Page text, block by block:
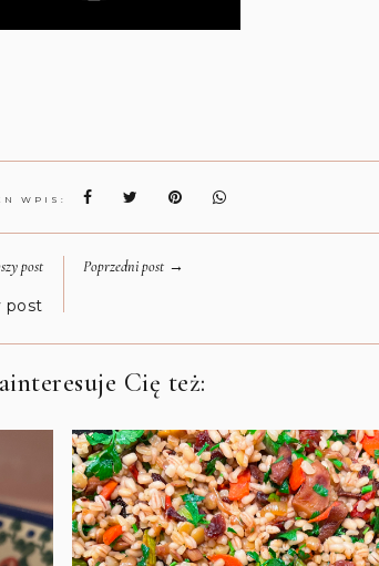
WPIS:
post
post
Poprzedni post→
Cię też: